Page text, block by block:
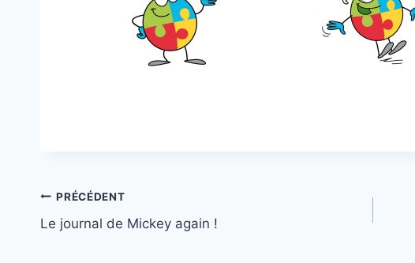
Navigation
de
PRÉCÉDENT
Le journal de Mickey again !